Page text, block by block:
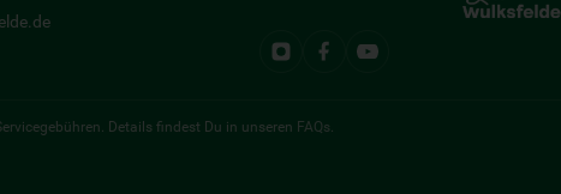
Details findest Du in unseren FAQs